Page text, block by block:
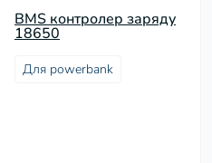
BMS контролер заряду
18650
Для powerbank